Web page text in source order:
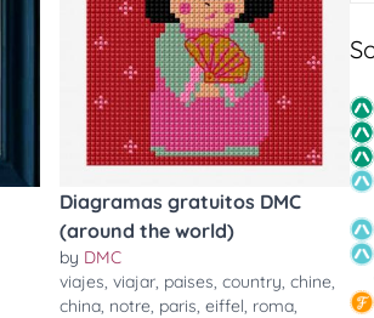
Diagramas gratuitos DMC
(around the world)
by DMC
viajes,viajar, paises,country,chine,
china, notre, paris,eiffel, roma,